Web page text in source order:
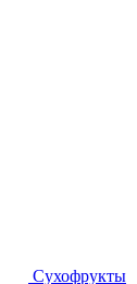
Сухофрукты